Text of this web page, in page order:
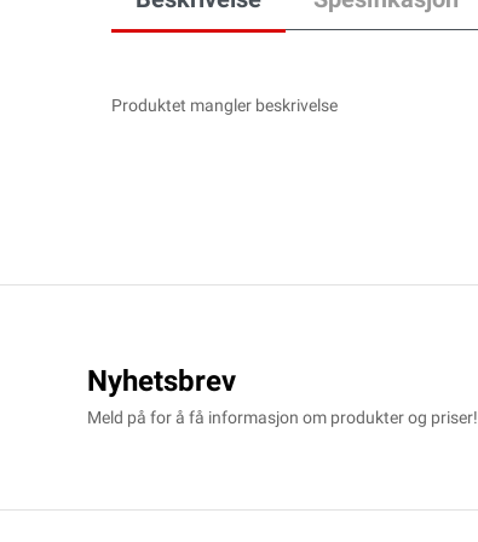
Produktet mangler beskrivelse
Nyhetsbrev
Meld på for å få informasjon om produkter og priser!